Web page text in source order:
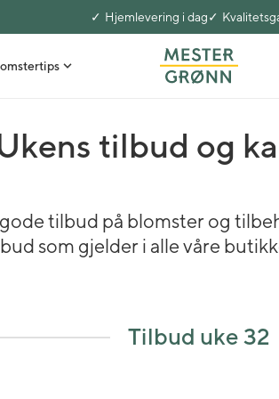
Hjemlevering i dag
tilbud og
tilbud på blomster og
som gjelder i alle våre
Tilbud uke 32